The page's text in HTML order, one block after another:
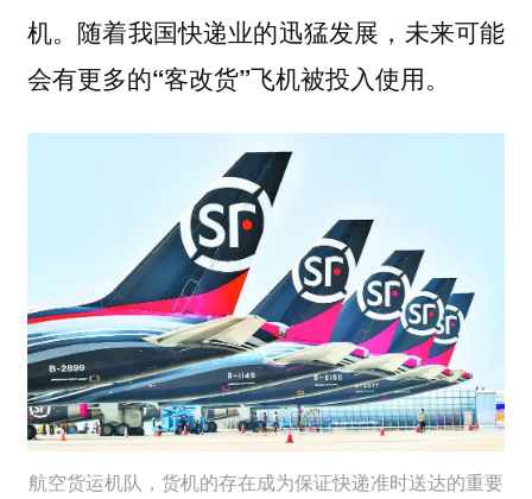
机。随着我国快递业的迅猛发展，未来可能
会有更多的“客改货”飞机被投入使用。
航空货运机队，货机的存在成为保证快递准时送达的重要